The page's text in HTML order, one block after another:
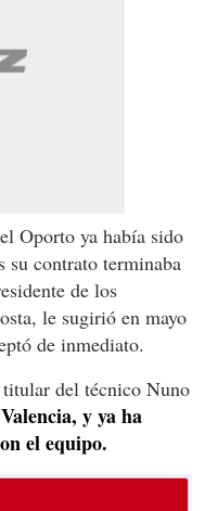
Oporto ya había sido
su contrato terminaba
de los
le sugirió en mayo
de inmediato.
del técnico Nuno
y ya ha
el equipo.